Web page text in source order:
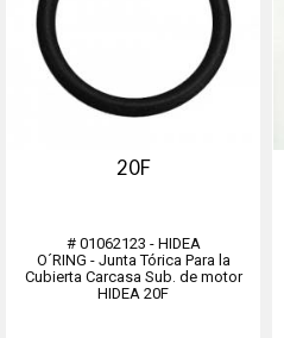
20F
# 01062123 - HIDEA
O´RING - Junta Tórica Para la
Cubierta Carcasa Sub. de motor
HIDEA 20F